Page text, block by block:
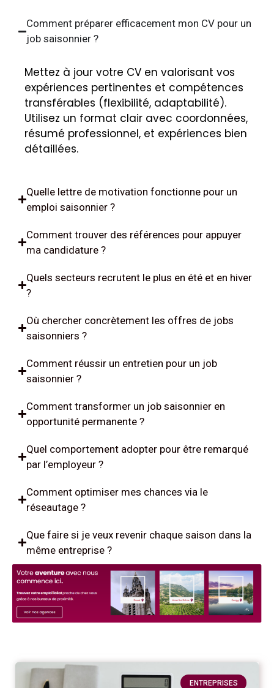
Comment préparer efficacement mon CV pour un
job saisonnier ?
Mettez à jour votre CV en valorisant vos
expériences pertinentes et compétences
transférables (flexibilité, adaptabilité).
Utilisez un format clair avec coordonnées,
résumé professionnel, et expériences bien
détaillées.
Quelle lettre de motivation fonctionne pour un
emploi saisonnier ?
Comment trouver des références pour appuyer
ma candidature ?
Quels secteurs recrutent le plus en été et en hiver
?
Où chercher concrètement les offres de jobs
saisonniers ?
Comment réussir un entretien pour un job
saisonnier ?
Comment transformer un job saisonnier en
opportunité permanente ?
Quel comportement adopter pour être remarqué
par l’employeur ?
Comment optimiser mes chances via le
réseautage ?
Que faire si je veux revenir chaque saison dans la
même entreprise ?
ENTREPRISES